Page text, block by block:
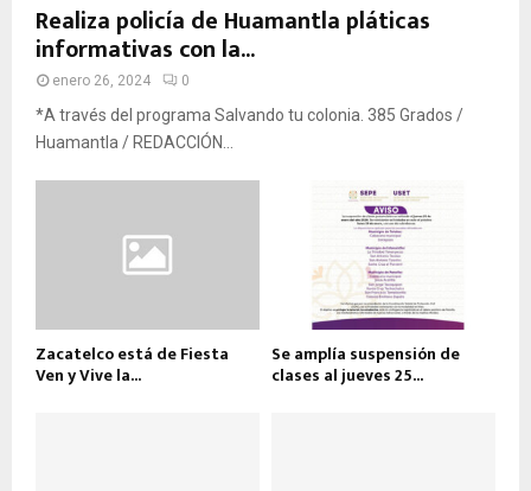
Realiza policía de Huamantla pláticas
informativas con la...
enero 26, 2024 0
*A través del programa Salvando tu colonia. 385 Grados /
Huamantla / REDACCIÓN...
Zacatelco está de Fiesta
Ven y Vive la...
Se amplía suspensión de
clases al jueves 25...